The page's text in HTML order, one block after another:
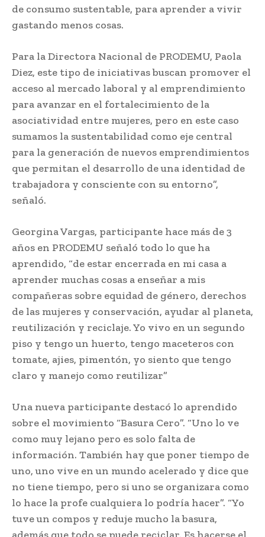
de consumo sustentable, para aprender a vivir
gastando menos cosas.
Para la Directora Nacional de PRODEMU, Paola
Diez, este tipo de iniciativas buscan promover el
acceso al mercado laboral y al emprendimiento
para avanzar en el fortalecimiento de la
asociatividad entre mujeres, pero en este caso
sumamos la sustentabilidad como eje central
para la generación de nuevos emprendimientos
que permitan el desarrollo de una identidad de
trabajadora y consciente con su entorno”,
señaló.
Georgina Vargas, participante hace más de 3
años en PRODEMU señaló todo lo que ha
aprendido, “de estar encerrada en mi casa a
aprender muchas cosas a enseñar a mis
compañeras sobre equidad de género, derechos
de las mujeres y conservación, ayudar al planeta,
reutilización y reciclaje. Yo vivo en un segundo
piso y tengo un huerto, tengo maceteros con
tomate, ajies, pimentón, yo siento que tengo
claro y manejo como reutilizar”
Una nueva participante destacó lo aprendido
sobre el movimiento “Basura Cero”. “Uno lo ve
como muy lejano pero es solo falta de
información. También hay que poner tiempo de
uno, uno vive en un mundo acelerado y dice que
no tiene tiempo, pero si uno se organizara como
lo hace la profe cualquiera lo podría hacer”. “Yo
tuve un compos y reduje mucho la basura,